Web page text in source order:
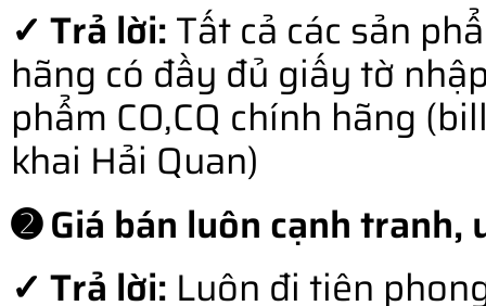
✓ Trả lời:Tất cả các sản
hãng có đầy đủ giấy tờ
phẩm CO,CQ chính hãng
khai Hải Quan)
➋ Giá bán luôn cạnh tranh,
✓ Trả lời: Luôn đi tiên